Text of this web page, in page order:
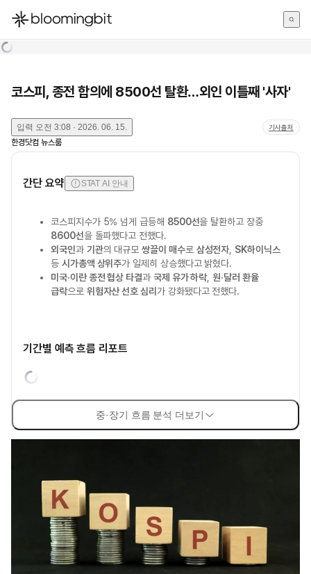
한국어
코스피, 종전 합의에 8500선 탈환…외인 이틀째 '사자'
입력 오전 3:08 · 2026. 06. 15. 기사출처
한경닷컴 뉴스룸
간단 요약 STAT AI 안내
코스피지수가 5% 넘게 급등해 8500선을 탈환하고 장중
8600선을 돌파했다고 전했다.
외국인과 기관의 대규모쌍끌이 매수로 삼성전자 SK하이닉스
등 시가총액 상위주가 일제히 상승했다고 밝혔다.
미국·이란 종전 협상 타결과 국제 유가 하락,원·달러 환율
급락으로 위험자산 선호 심리가 강화됐다고 전했다.
기간별 예측 흐름 리포트
중·장기 흐름 분석 더보기